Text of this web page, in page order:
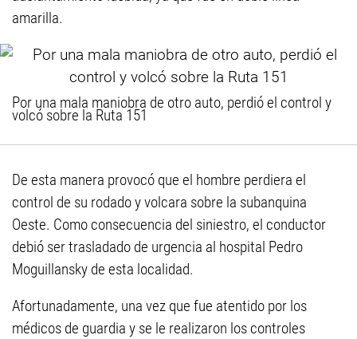
amarilla.
Por una mala maniobra de otro auto, perdió el control y
volcó sobre la Ruta 151
De esta manera provocó que el hombre perdiera el
control de su rodado y volcara sobre la subanquina
Oeste. Como consecuencia del siniestro, el conductor
debió ser trasladado de urgencia al hospital Pedro
Moguillansky de esta localidad.
Afortunadamente, una vez que fue atentido por los
médicos de guardia y se le realizaron los controles